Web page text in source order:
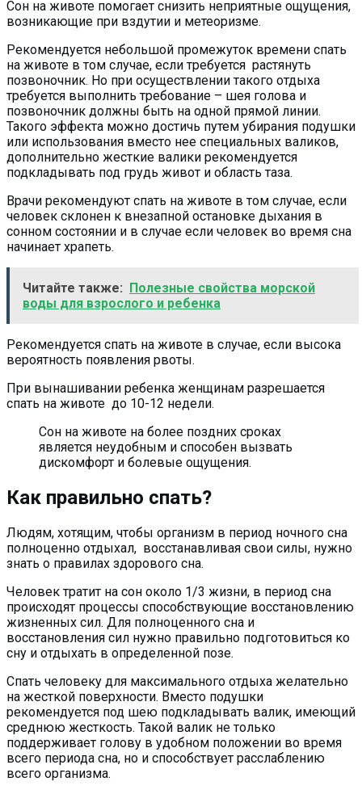
Сон на животе помогает снизить неприятные ощущения,
возникающие при вздутии и метеоризме.
Рекомендуется небольшой промежуток времени спать
на животе в том случае, если требуется растянуть
позвоночник. Но при осуществлении такого отдыха
требуется выполнить требование – шея голова и
позвоночник должны быть на одной прямой линии.
Такого эффекта можно достичь путем убирания подушки
или использования вместо нее специальных валиков,
дополнительно жесткие валики рекомендуется
подкладывать под грудь живот и область таза.
Врачи рекомендуют спать на животе в том случае, если
человек склонен к внезапной остановке дыхания в
сонном состоянии и в случае если человек во время сна
начинает храпеть.
Читайте также:
Полезные свойства морской
воды для взрослого и ребенка
Рекомендуется спать на животе в случае, если высока
вероятность появления рвоты.
При вынашивании ребенка женщинам разрешается
спать на животе до 10-12 недели.
Сон на животе на более поздних сроках
является неудобным и способен вызвать
дискомфорт и болевые ощущения.
Как правильно спать?
Людям, хотящим, чтобы организм в период ночного сна
полноценно отдыхал, восстанавливая свои силы, нужно
знать о правилах здорового сна.
Человек тратит на сон около 1/3 жизни, в период сна
происходят процессы способствующие восстановлению
жизненных сил. Для полноценного сна и
восстановления сил нужно правильно подготовиться ко
сну и отдыхать в определенной позе.
Спать человеку для максимального отдыха желательно
на жесткой поверхности. Вместо подушки
рекомендуется под шею подкладывать валик, имеющий
среднюю жесткость. Такой валик не только
поддерживает голову в удобном положении во время
всего периода сна, но и способствует расслаблению
всего организма.